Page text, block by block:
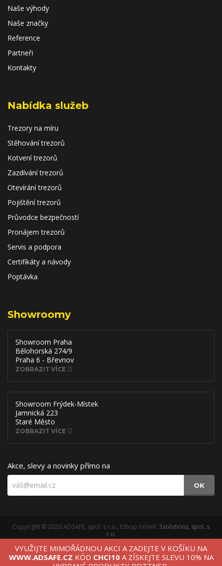
Naše výhody
Naše značky
Reference
Partneři
Kontakty
Nabídka služeb
Trezory na míru
Stěhování trezorů
Kotvení trezorů
Zazdívání trezorů
Otevírání trezorů
Pojištění trezorů
Průvodce bezpečností
Pronájem trezorů
Servis a podpora
Certifikáty a návody
Poptávka
Showroomy
Showroom Praha
Bělohorská 274/9
Praha 6 - Břevnov
ZOBRAZIT VÍCE
Showroom Frýdek-Místek
Jamnická 223
Staré Město
ZOBRAZIT VÍCE
Akce, slevy a novinky přímo na
OK
Copyright © 2026 ADSAFE, spol. s r.o., Eshop řešení: 3solutions, spol. s
r.o.
Provozováno naB2B/B2C systému:3ESHOP SmartShopper
Verze webu pro PC.
VYUŽIJTE MIMOŘÁDNOU AKCI A ZADEJTE V KOŠÍKU NA
WWW.ADSAFE.CZ KÓD CHCI10A ZÍSKEJTE SLEVU 10% NA